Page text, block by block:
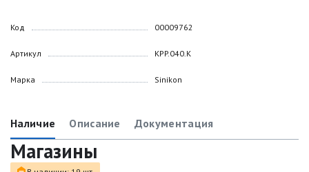
Код
Артикул
Марка
00009762
KPP.040.K
Sinikon
Наличие Описание Документация
Магазины